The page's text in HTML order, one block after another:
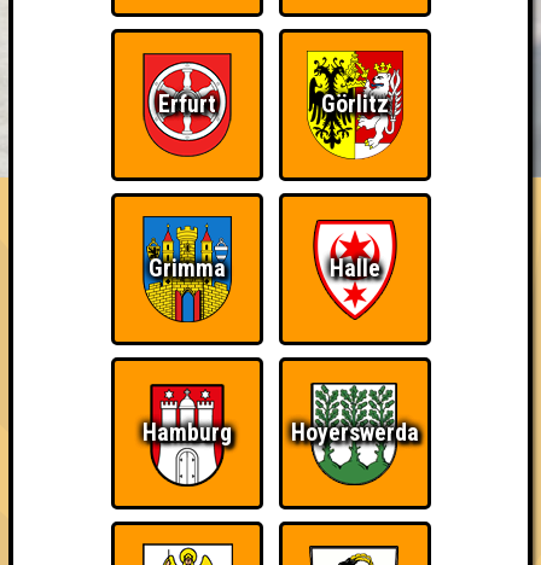
HIGHSCORE RESERVIERUNG
FAQ ÜBER UNS
Schnapsidee
Errungenschaften
Kleiner Hinweis: bei uns sind Teams, die in einem Stechen
verlieren, trotzdem auf dem 1. Platz - den haben sie sich
Errungenschaften für den 1. Platz.
Erfurt Görlitz
Grimma Halle
Hamburg Hoyerswerda